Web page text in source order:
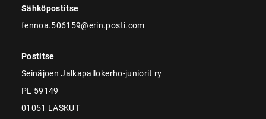
Sähköpostitse
fennoa.506159@erin.posti.com
Postitse
Seinäjoen Jalkapallokerho-juniorit ry
PL 59149
01051 LASKUT